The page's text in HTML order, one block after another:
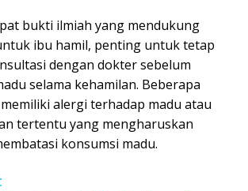
bukti ilmiah yang mendukung
ibu hamil, penting untuk tetap
dengan dokter sebelum
selama kehamilan. Beberapa
alergi terhadap madu atau
tertentu yang mengharuskan
konsumsi madu.